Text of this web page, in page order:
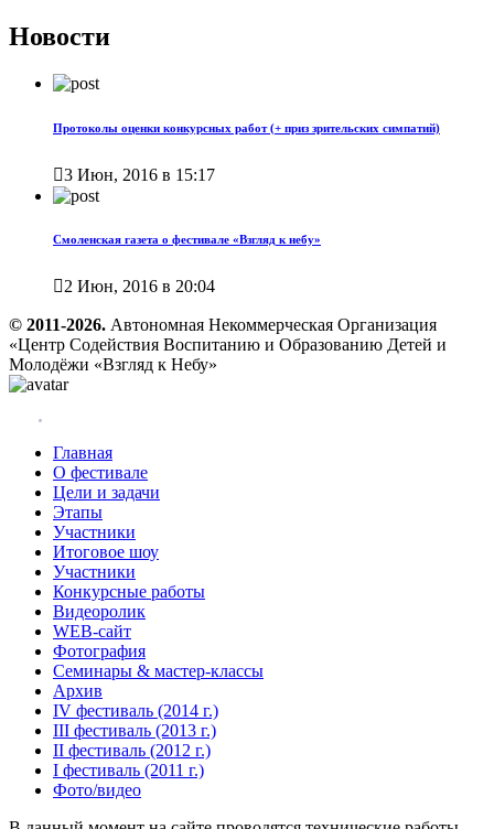
Новости
Протоколы оценки конкурсных работ (+ приз зрительских симпатий)
3 Июн, 2016 в 15:17
Смоленская газета о фестивале «Взгляд к небу»
2 Июн, 2016 в 20:04
© 2011-2026. Автономная Некоммерческая Организация
«Центр Содействия Воспитанию и Образованию Детей и
Молодёжи «Взгляд к Небу»
Главная
О фестивале
Цели и задачи
Этапы
Участники
Итоговое шоу
Участники
Конкурсные работы
Видеоролик
WEB-сайт
Фотография
Семинары & мастер-классы
Архив
IV фестиваль (2014 г.)
III фестиваль (2013 г.)
II фестиваль (2012 г.)
I фестиваль (2011 г.)
Фото/видео